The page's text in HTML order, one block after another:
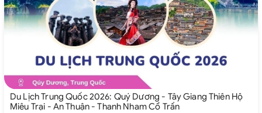
Du Lịch Trung Quốc 2026: Quý Dương - Tây Giang Thiên Hộ
Miêu Trại - An Thuận - Thanh Nham Cổ Trấn